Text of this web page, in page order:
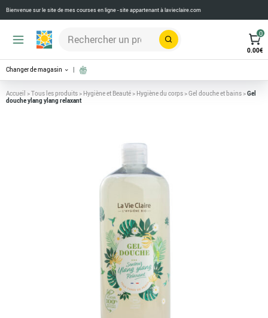
Bienvenue sur le site de mes courses en ligne - site appartenant àlavieclaire.com
Rechercher
0
0.00€
Changer de magasin
Accueil >Tous les produits> Hygiène et Beauté> Hygiène du corps>Gel douche et bains>Gel
douche ylang ylang relaxant